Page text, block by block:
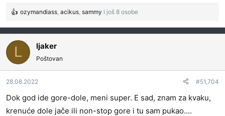
R
a
g
v
a
n
a
:
ozymandiass acikus sammy i još 8 osobe
L ljaker
Poštovan
28.08.2022 #51,704
Dok god ide gore-dole, meni super. E sad, znam za kvaku,
krenuće dole jače ili non-stop gore i tu sam pukao....